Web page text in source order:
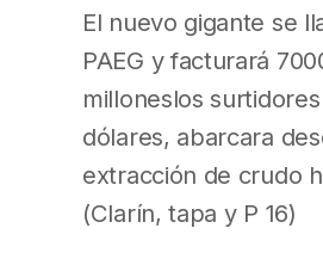
El nuevo gigante se
PAEG y facturará
milloneslos
dólares, abarcara
extracción de crudo
(Clarín, tapa y P 16)